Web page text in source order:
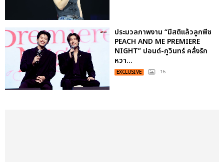
ประมวลภาพงาน “มีสติแล้วลูกพีช
PEACH AND ME PREMIERE
NIGHT” ปอนด์-ภูวินทร์ คลั่งรัก
หวา...
EXCLUSIVE : 16